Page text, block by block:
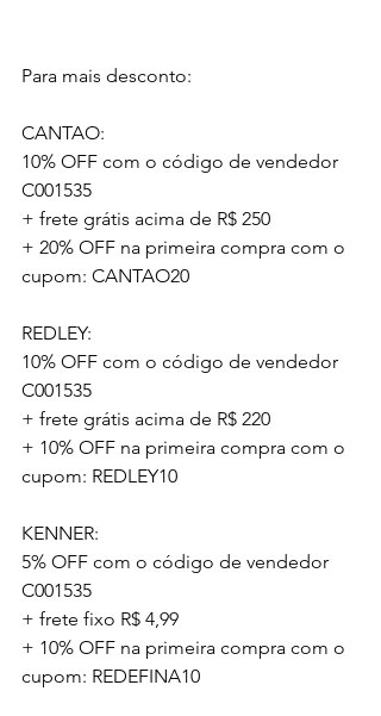
Para mais desconto:
CANTAO:
10% OFF com o código de vendedor
C001535
+ frete grátis acima de R$ 250
+ 20% OFF na primeira compra com o
cupom: CANTAO20
REDLEY:
10% OFF com o código de vendedor
C001535
+ frete grátis acima de R$ 220
+ 10% OFF na primeira compra com o
cupom: REDLEY10
KENNER:
5% OFF com o código de vendedor
C001535
+ frete fixo R$ 4,99
+ 10% OFF na primeira compra com o
cupom: REDEFINA10